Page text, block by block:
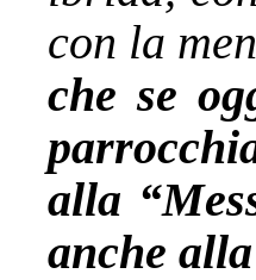
con la
che se
alla
anche